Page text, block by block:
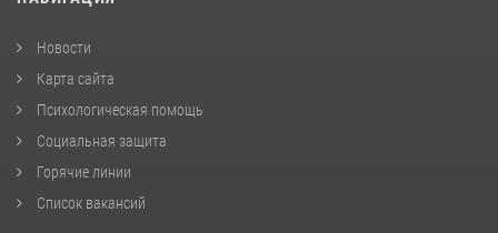
Новости
Карта сайта
Психологическая помощь
Социальная защита
Горячие линии
Список вакансий